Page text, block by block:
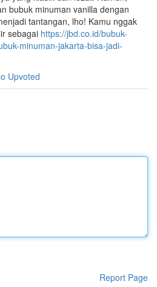
bubuk minuman vanilla dengan
tantangan, lho! Kamu nggak
sebagai https://jbd.co.id/bubuk-
minuman-jakarta-bisa-jadi-
Upvoted
Report Page